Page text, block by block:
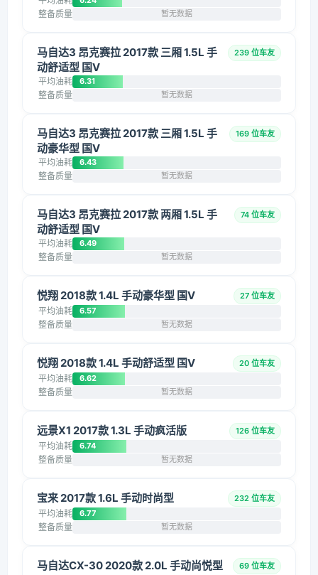
整备质量 暂无数据
马自达3 昂克赛拉 2017款 三厢 1.5L 手
动舒适型 国V
239 位车友
平均油耗 6.31
整备质量 暂无数据
马自达3 昂克赛拉 2017款 三厢 1.5L 手
动豪华型 国V
169 位车友
平均油耗 6.43
整备质量 暂无数据
马自达3 昂克赛拉 2017款 两厢 1.5L 手
动舒适型 国V
74 位车友
平均油耗 6.49
整备质量 暂无数据
悦翔 2018款 1.4L 手动豪华型 国V 27 位车友
平均油耗 6.57
整备质量 暂无数据
悦翔 2018款 1.4L 手动舒适型 国V 20 位车友
平均油耗 6.62
整备质量 暂无数据
远景X1 2017款 1.3L 手动疯活版 126 位车友
平均油耗 6.74
整备质量 暂无数据
宝来 2017款 1.6L 手动时尚型 232 位车友
平均油耗 6.77
整备质量 暂无数据
马自达CX-30 2020款 2.0L 手动尚悦型 69 位车友